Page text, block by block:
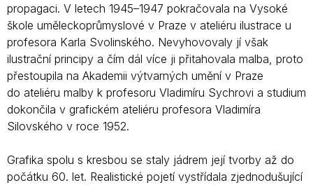
propagaci. V letech 1945–1947 pokračovala na Vysoké
škole uměleckoprůmyslové v Praze v ateliéru ilustrace u
profesora Karla Svolinského. Nevyhovovaly jí však
ilustrační principy a čím dál více ji přitahovala malba, proto
přestoupila na Akademii výtvarných umění v Praze
do ateliéru malby k profesoru Vladimíru Sychrovi a studium
dokončila v grafickém ateliéru profesora Vladimíra
Silovského v roce 1952.
Grafika spolu s kresbou se staly jádrem její tvorby až do
počátku 60. let. Realistické pojetí vystřídala zjednodušující